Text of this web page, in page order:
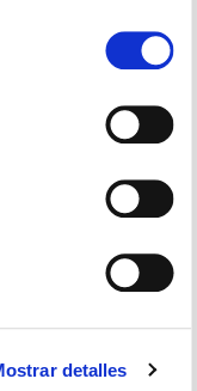
detalles
De Los
incorporar